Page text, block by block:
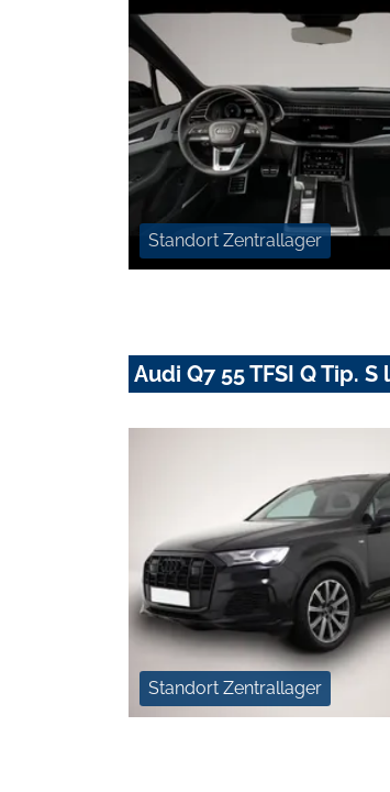
Standort Zentrallager
Audi Q7 55 TFSI Q Tip.
Standort Zentrallager